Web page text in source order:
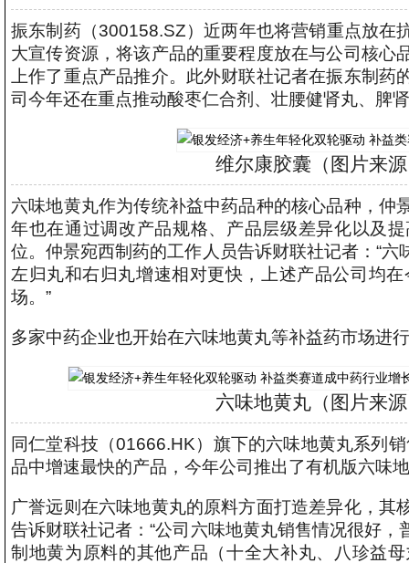
振东制药（300158.SZ）近两年也将营销重点放在
大宣传资源，将该产品的重要程度放在与公司核心
上作了重点产品推介。此外财联社记者在振东制
司今年还在重点推动酸枣仁合剂、壮腰健肾丸、脾
维尔康胶囊（图片来
六味地黄丸作为传统补益中药品种的核心品种，仲
年也在通过调改产品规格、产品层级差异化以及
位。仲景宛西制药的工作人员告诉财联社记者：“
左归丸和右归丸增速相对更快，上述产品公司均
场。”
多家中药企业也开始在六味地黄丸等补益药市场进
六味地黄丸（图片来
同仁堂科技（01666.HK）旗下的六味地黄丸系列
品中增速最快的产品，今年公司推出了有机版六味
广誉远则在六味地黄丸的原料方面打造差异化，
告诉财联社记者：“公司六味地黄丸销售情况很好
制地黄为原料的其他产品（十全大补丸、八珍益